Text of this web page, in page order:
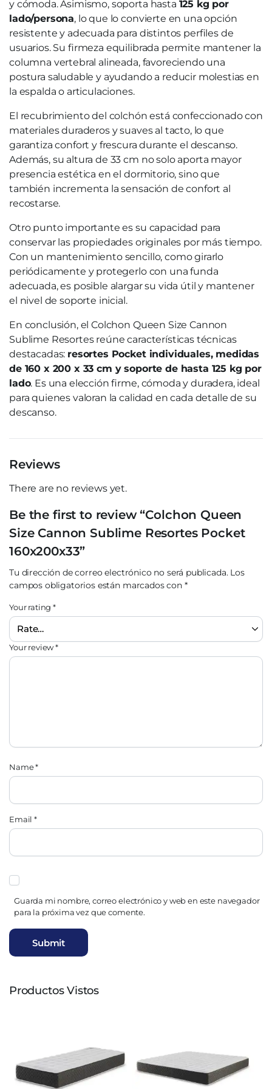
y cómoda. Asimismo, soporta hasta 125 kg por
lado/persona, lo que lo convierte en una opción
resistente y adecuada para distintos perfiles de
usuarios. Su firmeza equilibrada permite mantener la
columna vertebral alineada, favoreciendo una
postura saludable y ayudando a reducir molestias en
la espalda o articulaciones.
El recubrimiento del colchón está confeccionado con
materiales duraderos y suaves al tacto, lo que
garantiza confort y frescura durante el descanso.
Además, su altura de 33 cm no solo aporta mayor
presencia estética en el dormitorio, sino que
también incrementa la sensación de confort al
recostarse.
Otro punto importante es su capacidad para
conservar las propiedades originales por más tiempo.
Con un mantenimiento sencillo, como girarlo
periódicamente y protegerlo con una funda
adecuada, es posible alargar su vida útil y mantener
el nivel de soporte inicial.
En conclusión, el Colchon Queen Size Cannon
Sublime Resortes reúne características técnicas
destacadas: resortes Pocket individuales, medidas
de 160 x 200 x 33 cm y soporte de hasta 125 kg por
lado. Es una elección firme, cómoda y duradera, ideal
para quienes valoran la calidad en cada detalle de su
descanso.
Reviews
There are no reviews yet.
Be the first to review “Colchon Queen
Size Cannon Sublime Resortes Pocket
160x200x33”
Tu dirección de correo electrónico no será publicada. Los
campos obligatorios están marcados con *
Your rating*
Your review*
Name*
Email*
Guarda mi nombre, correo electrónico y web en este navegador
para la próxima vez que comente.
Productos Vistos